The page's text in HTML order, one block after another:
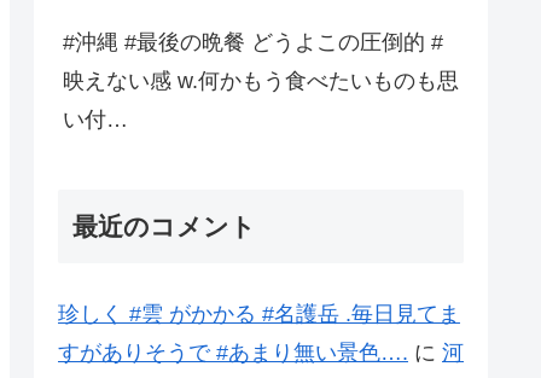
#沖縄 #最後の晩餐 どうよこの圧倒的 #
映えない感 w.何かもう食べたいものも思
い付…
最近のコメント
珍しく #雲 がかかる #名護岳 .毎日見てま
すがありそうで #あまり無い景色…. に 河